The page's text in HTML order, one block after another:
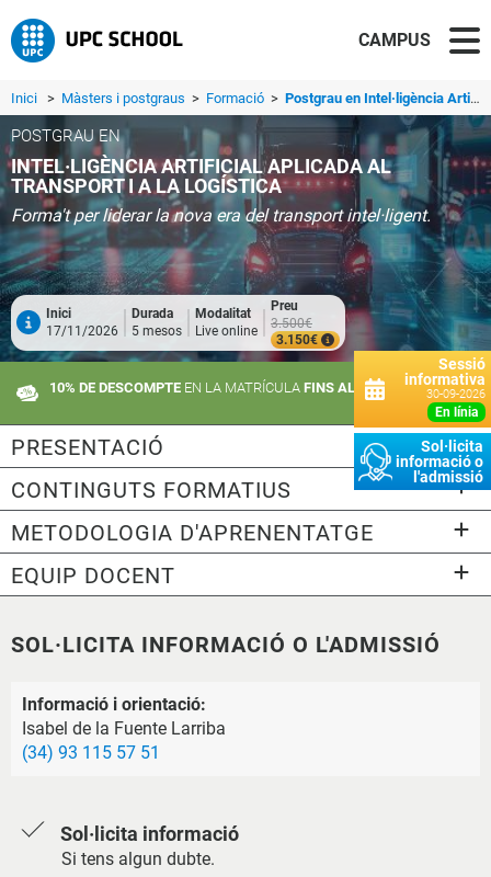
CAMPUS
Inici > Màsters i postgraus > Formació > Postgrau en Intel·ligència Artificial aplicada al Transport i a la Logística
Sessió
informativa
30-09-2026
en línia
Sol·licita
informació o
l'admissió
POSTGRAU EN
INTEL·LIGÈNCIA ARTIFICIAL APLICADA AL
TRANSPORT I A LA LOGÍSTICA
Forma't per liderar la nova era del transport intel·ligent.
Inici
17/11/2026
Durada
5 mesos
Modalitat
Live online
Preu
3.500€
3.150€
10% DE DESCOMPTE EN LA MATRÍCULA FINS AL 21 DE SETEMBRE
PRESENTACIÓ
CONTINGUTS FORMATIUS
METODOLOGIA D'APRENENTATGE
EQUIP DOCENT
SOL·LICITA INFORMACIÓ O L'ADMISSIÓ
Informació i orientació:
Isabel de la Fuente Larriba
(34) 93 115 57 51
Sol·licita informació
Si tens algun dubte.